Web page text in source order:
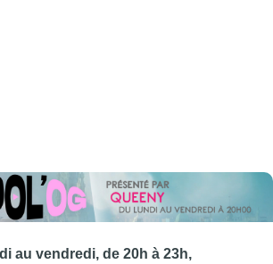
au vendredi, de 20h à 23h,